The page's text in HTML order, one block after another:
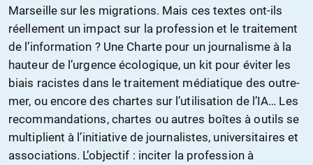
Marseille sur les migrations. Mais ces textes ont-ils
réellement un impact sur la profession et le traitement
de l’information ? Une Charte pour un journalisme à la
hauteur de l’urgence écologique, un kit pour éviter les
biais racistes dans le traitement médiatique des outre-
mer, ou encore des chartes sur l’utilisation de l’IA… Les
recommandations, chartes ou autres boîtes à outils se
multiplient à l’initiative de journalistes, universitaires et
associations. L’objectif : inciter la profession à